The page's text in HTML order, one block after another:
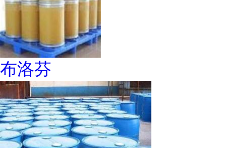
布洛芬